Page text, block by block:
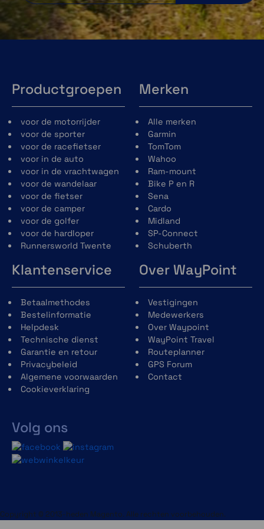
Productgroepen
voor de motorrijder
voor de sporter
voor de racefietser
voor in de auto
voor in de vrachtwagen
voor de wandelaar
voor de fietser
voor de camper
voor de golfer
voor de hardloper
Runnersworld Twente
Merken
Alle merken
Garmin
TomTom
Wahoo
Ram-mount
Bike P en R
Sena
Cardo
Midland
SP-Connect
Schuberth
Klantenservice
Betaalmethodes
Bestelinformatie
Helpdesk
Technische dienst
Garantie en retour
Privacybeleid
Algemene voorwaarden
Cookieverklaring
Volg ons
Over WayPoint
Vestigingen
Medewerkers
Over Waypoint
WayPoint Travel
Routeplanner
GPS Forum
Contact
Copyright © 2013-heden Magento. Alle rechten voorbehouden.